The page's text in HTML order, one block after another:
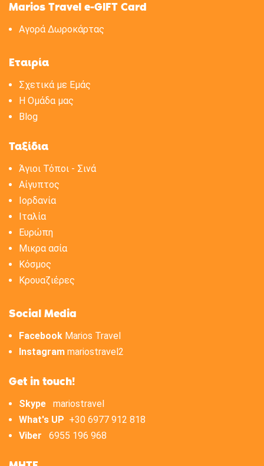
Marios Travel e-GIFT Card
Αγορά Δωροκάρτας
Εταιρία
Σχετικά με Eμάς
H Oμάδα μας
Blog
Ταξίδια
Άγιοι Τόποι - Σινά
Αίγυπτος
Ιορδανία
Ιταλία
Ευρώπη
Μικρα ασία
Κόσμος
Κρουαζιέρες
Social Media
Facebook Marios Travel
Instagram mariostravel2
Get in touch!
Skype
mariostravel
What's UP +30 6977 912 818
Viber
6955 196 968